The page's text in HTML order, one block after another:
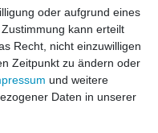
oder aufgrund eines
kann erteilt
Recht, nicht einzuwilligen
Zeitpunkt zu ändern oder
und weitere
Daten in unserer